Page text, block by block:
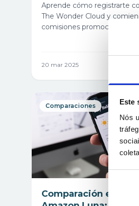
Este
Nós
Seleção
Aprende cómo registrarte
The Wonder Cloud y
comisiones promocionando
20 mar 2025
Comparaciones
Comparación entre